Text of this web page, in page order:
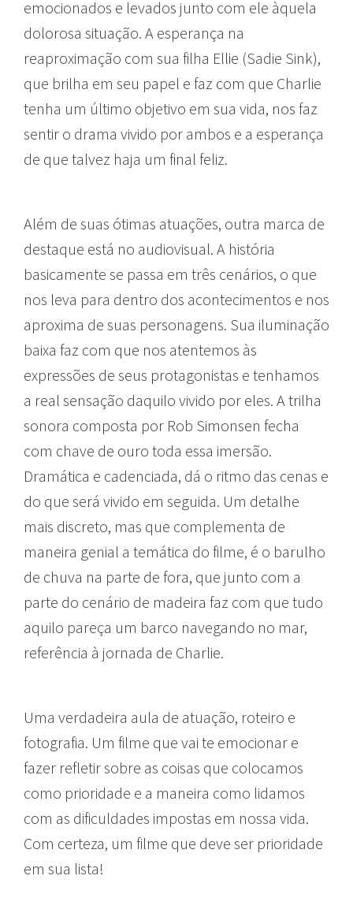
emocionados e levados junto com ele àquela
dolorosa situação. A esperança na
reaproximação com sua filha Ellie (Sadie Sink),
que brilha em seu papel e faz com que Charlie
tenha um último objetivo em sua vida, nos faz
sentir o drama vivido por ambos e a esperança
de que talvez haja um final feliz.
Além de suas ótimas atuações, outra marca de
destaque está no audiovisual. A história
basicamente se passa em três cenários, o que
nos leva para dentro dos acontecimentos e nos
aproxima de suas personagens. Sua iluminação
baixa faz com que nos atentemos às
expressões de seus protagonistas e tenhamos
a real sensação daquilo vivido por eles. A trilha
sonora composta por Rob Simonsen fecha
com chave de ouro toda essa imersão.
Dramática e cadenciada, dá o ritmo das cenas e
do que será vivido em seguida. Um detalhe
mais discreto, mas que complementa de
maneira genial a temática do filme, é o barulho
de chuva na parte de fora, que junto com a
parte do cenário de madeira faz com que tudo
aquilo pareça um barco navegando no mar,
referência à jornada de Charlie.
Uma verdadeira aula de atuação, roteiro e
fotografia. Um filme que vai te emocionar e
fazer refletir sobre as coisas que colocamos
como prioridade e a maneira como lidamos
com as dificuldades impostas em nossa vida.
Com certeza, um filme que deve ser prioridade
em sua lista!